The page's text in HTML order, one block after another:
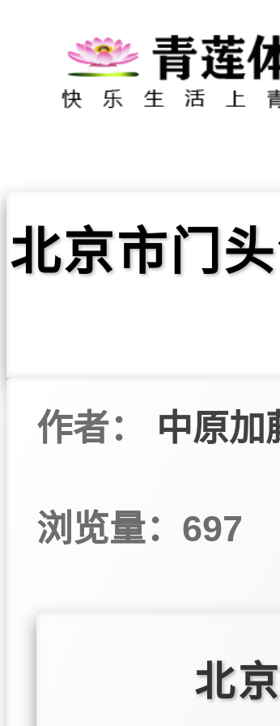
北京市门
作者： 中原加
浏览量：697
北